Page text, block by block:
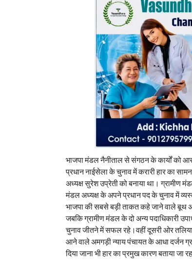
भाजपा मंडल नैनीताल से संगठन के कार्यों को
प्रधान नाईसेला के चुनाव में करारी हार का
अध्यक्ष सुरेश उप्रेती को बनाया था। ग्रामीण
मंडल अध्यक्ष के अपने प्रधान पद के चुनाव में
भाजपा की सबसे बड़ी ताकत कहे जाने वाले बूथ
जबकि ग्रामीण मंडल के दो अन्य पदाधिकारी
चुनाव जीतने में सफल रहे।वहीं दूसरी ओर
आने वाले अमगड़ी न्याय पंचायत के आधा दर्जन
दिया जाना भी हार का प्रमुख कारण बताया जा